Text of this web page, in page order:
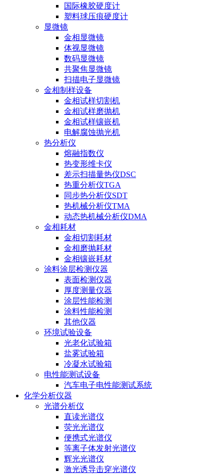
国际橡胶硬度计
塑料球压痕硬度计
显微镜
金相显微镜
体视显微镜
数码显微镜
共聚焦显微镜
扫描电子显微镜
金相制样设备
金相试样切割机
金相试样磨抛机
金相试样镶嵌机
电解腐蚀抛光机
热分析仪
熔融指数仪
热变形维卡仪
差示扫描量热仪DSC
热重分析仪TGA
同步热分析仪SDT
热机械分析仪TMA
动态热机械分析仪DMA
金相耗材
金相切割耗材
金相磨抛耗材
金相镶嵌耗材
涂料涂层检测仪器
表面检测仪器
厚度测量仪器
涂层性能检测
涂料性能检测
其他仪器
环境试验设备
光老化试验箱
盐雾试验箱
冷凝水试验箱
电性能测试设备
汽车电子电性能测试系统
化学分析仪器
光谱分析仪
直读光谱仪
荧光光谱仪
便携式光谱仪
等离子体发射光谱仪
辉光光谱仪
激光诱导击穿光谱仪